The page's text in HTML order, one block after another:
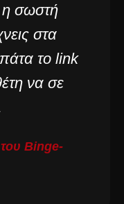
η σωστή
στα
το link
να σε
Binge-